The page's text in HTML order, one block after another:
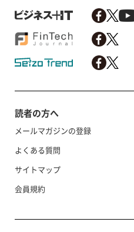
読者の方へ
メールマガジンの登録
よくある質問
サイトマップ
会員規約